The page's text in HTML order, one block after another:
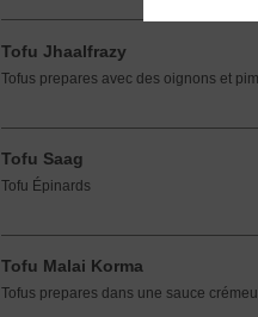
Tofu Jhaalfrazy
Tofus prepares avec des oignons et
Tofu Saag
Tofu Épinards
Tofu Malai Korma
Tofus prepares dans une sauce